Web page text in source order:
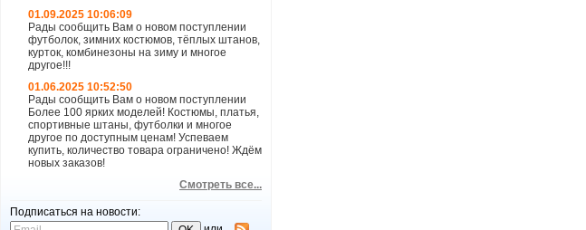
01.09.2025 10:06:09
Рады сообщить Вам о новом поступлении
футболок, зимних костюмов, тёплых штанов,
курток, комбинезоны на зиму и многое
другое!!!
01.06.2025 10:52:50
Рады сообщить Вам о новом поступлении
Более 100 ярких моделей! Костюмы, платья,
спортивные штаны, футболки и многое
другое по доступным ценам! Успеваем
купить, количество товара ограничено! Ждём
новых заказов!
Смотреть все...
Подписаться на новости: